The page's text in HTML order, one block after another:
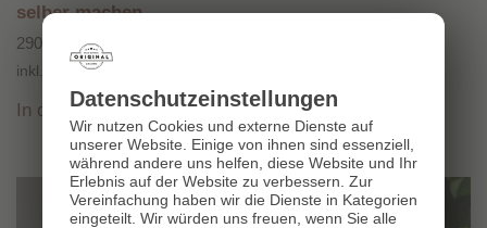
Datenschutz­einstellungen
Wir nutzen Cookies und externe Dienste auf
unserer Website. Einige von ihnen sind essenziell,
während andere uns helfen, diese Website und Ihr
Erlebnis auf der Website zu verbessern. Zur
Vereinfachung haben wir die Dienste in Kategorien
eingeteilt. Wir würden uns freuen, wenn Sie alle
selber machen
290,00
inkl. 20 % MwSt.
In den Warenkorb In den Warenkorb